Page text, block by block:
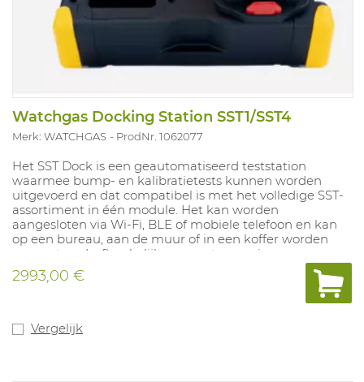
Watchgas Docking Station SST1/SST4
Merk: WATCHGAS ProdNr. 1062077
Het SST Dock is een geautomatiseerd teststation
waarmee bump- en kalibratietests kunnen worden
uitgevoerd en dat compatibel is met het volledige SST-
assortiment in één module. Het kan worden
aangesloten via Wi-Fi, BLE of mobiele telefoon en kan
op een bureau, aan de muur of in een koffer worden
gemonteerd, afhankelijk van uw toepassing.
2993,00 €
Vergelijk